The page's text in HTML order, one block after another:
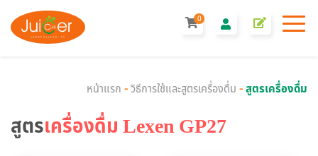
0
หน้าแรก -วิธีการใช้และสูตรเครื่องดื่ม -สูตรเครื่องดื่ม
สูตรเครื่องดื่ม Lexen GP27